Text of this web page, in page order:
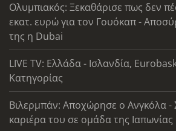
Ολυμπιακός: Ξεκαθάρισε πως δεν
εκατ. ευρώ για τον Γουόκαπ -
της η Dubai
LIVE TV: Ελλάδα - Ισλανδία,
Κατηγορίας
Βιλερμπάν: Αποχώρησε ο Ανγκόλα -
καριέρα του σε ομάδα της Ιαπωνίας